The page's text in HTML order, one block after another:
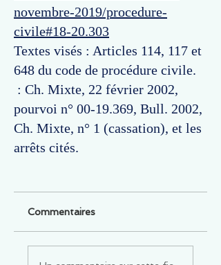
novembre-2019/procedure-
civile#18-20.303
Textes visés : Articles 114, 117 et
648 du code de procédure civile.
: Ch. Mixte, 22 février 2002,
pourvoi n° 00-19.369, Bull. 2002,
Ch. Mixte, n° 1 (cassation), et les
arrêts cités.
Commentaires